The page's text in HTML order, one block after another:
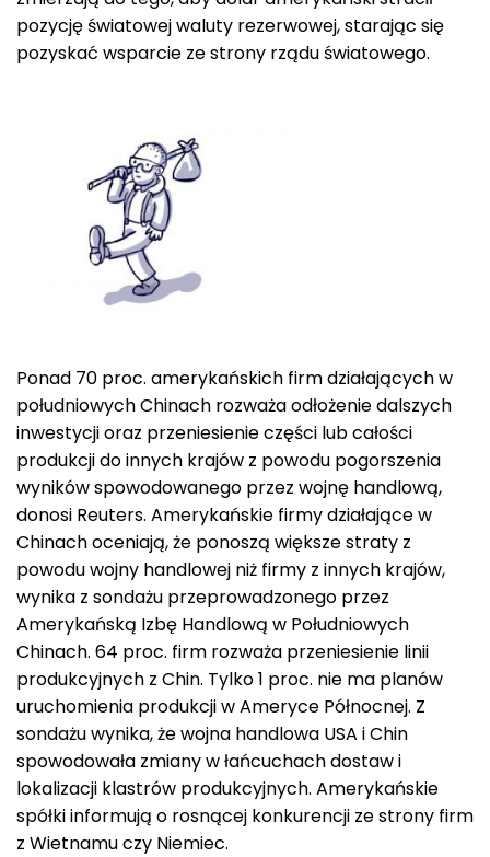
pozycję światowej waluty rezerwowej, starając się
pozyskać wsparcie ze strony rządu światowego.
Ponad 70 proc. amerykańskich firm działających w
południowych Chinach rozważa odłożenie dalszych
inwestycji oraz przeniesienie części lub całości
produkcji do innych krajów z powodu pogorszenia
wyników spowodowanego przez wojnę handlową,
donosi Reuters. Amerykańskie firmy działające w
Chinach oceniają, że ponoszą większe straty z
powodu wojny handlowej niż firmy z innych krajów,
wynika z sondażu przeprowadzonego przez
Amerykańską Izbę Handlową w Południowych
Chinach. 64 proc. firm rozważa przeniesienie linii
produkcyjnych z Chin. Tylko 1 proc. nie ma planów
uruchomienia produkcji w Ameryce Północnej. Z
sondażu wynika, że wojna handlowa USA i Chin
spowodowała zmiany w łańcuchach dostaw i
lokalizacji klastrów produkcyjnych. Amerykańskie
spółki informują o rosnącej konkurencji ze strony firm
z Wietnamu czy Niemiec.